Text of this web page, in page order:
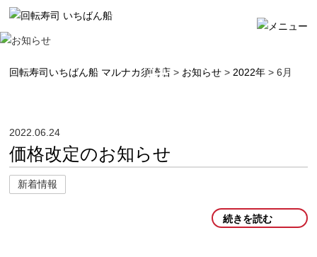
回転寿司いちばん船 マルナカ須崎店 > お知らせ > 2022年 >6月
2022.06.24
価格改定のお知らせ
新着情報
続きを読む